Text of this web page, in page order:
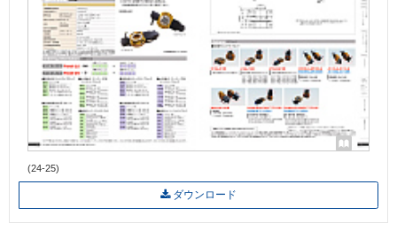
(24-25)
ダウンロード